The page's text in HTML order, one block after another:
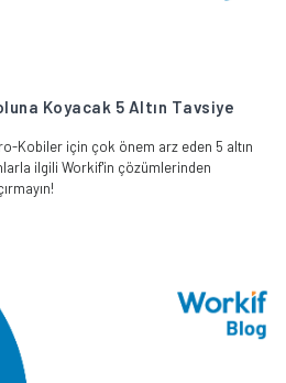
Koyacak 5 Altın Tavsiye
Kobiler için çok önem arz eden 5 altın
ilgili Workif'in çözümlerinden